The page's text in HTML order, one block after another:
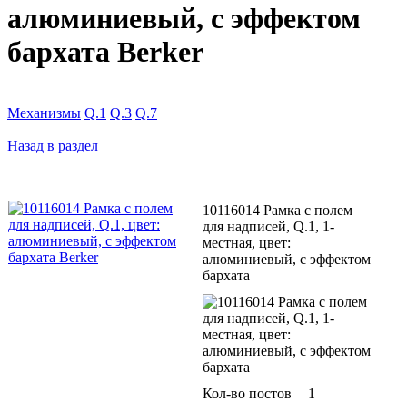
алюминиевый, с эффектом
бархата Berker
Механизмы Q.1 Q.3 Q.7
Назад в раздел
10116014 Рамкa с полем
для надписей, Q.1, 1-
местная, цвет:
алюминиевый, с эффектом
бархата
Кол-во постов
1